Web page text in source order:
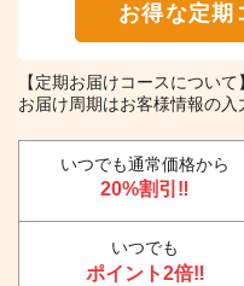
お得な定期
【定期お届けコースについて】
お届け周期はお客様情報の入
いつでも通常価格から
20%割引‼
いつでも
ポイント2倍‼